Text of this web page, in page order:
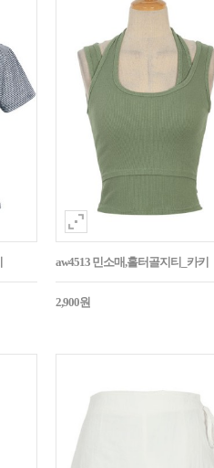
aw4513 민소매,홀터골지티_카키
2,900원